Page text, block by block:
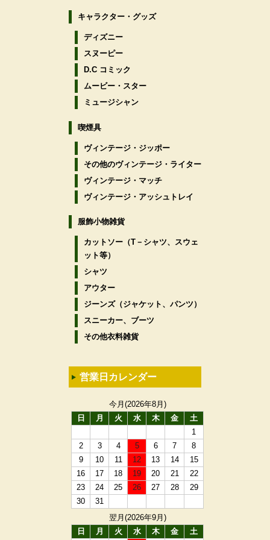
キャラクター・グッズ
ディズニー
スヌーピー
D.C コミック
ムービー・スター
ミュージシャン
喫煙具
ヴィンテージ・ジッポー
その他のヴィンテージ・ライター
ヴィンテージ・マッチ
ヴィンテージ・アッシュトレイ
服飾小物雑貨
カットソー（T－シャツ、スウェ
ット等）
シャツ
アウター
ジーンズ（ジャケット、パンツ）
スニーカー、ブーツ
その他衣料雑貨
営業日カレンダー
今月(2026年8月)
日
月 火 水 木 金
土
1
2
3 4 5 6 7
8
9
10 11 12 13 14
15
16
17 18 19 20 21
22
23
24 25 26 27 28
29
30
31
翌月(2026年9月)
日
月 火 水 木 金 土